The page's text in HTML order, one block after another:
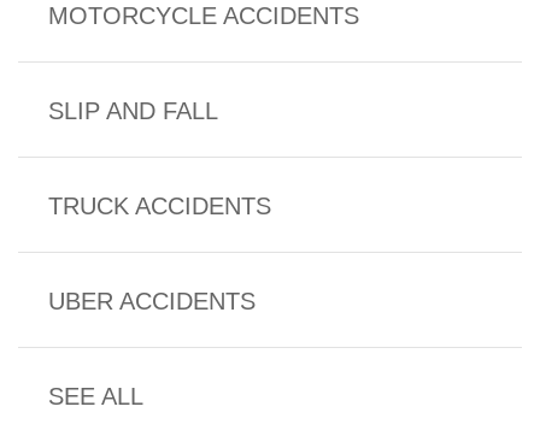
MOTORCYCLE ACCIDENTS
SLIP AND FALL
TRUCK ACCIDENTS
UBER ACCIDENTS
SEE ALL